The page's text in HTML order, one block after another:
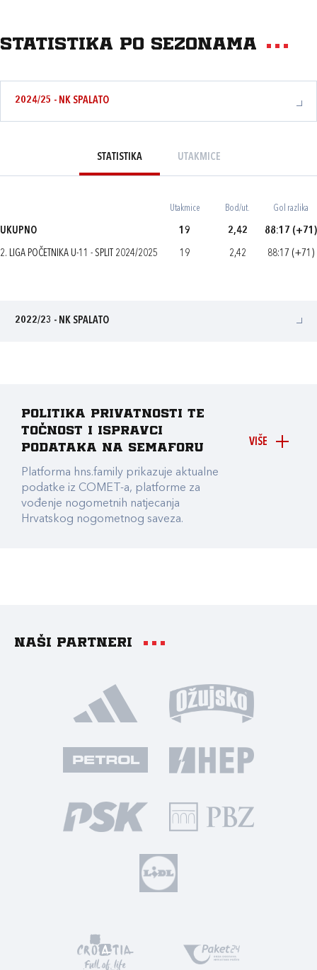
Statistika po sezonama
2024/25 - NK SPALATO
STATISTIKA UTAKMICE
Utakmice Bod/ut. Gol razlika
UKUPNO 19 2,42 88:17 (+71)
2. LIGA POČETNIKA U-11 - SPLIT 2024/2025 19 2,42 88:17 (+71)
2022/23 - NK SPALATO
VIŠE
Politika privatnosti te
točnost i ispravci
podataka na Semaforu
Platforma hns.family prikazuje aktualne
podatke iz COMET-a, platforme za
vođenje nogometnih natjecanja
Hrvatskog nogometnog saveza.
Naši partneri